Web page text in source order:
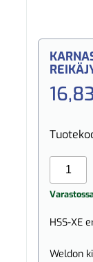
HSS-XE
Weldon